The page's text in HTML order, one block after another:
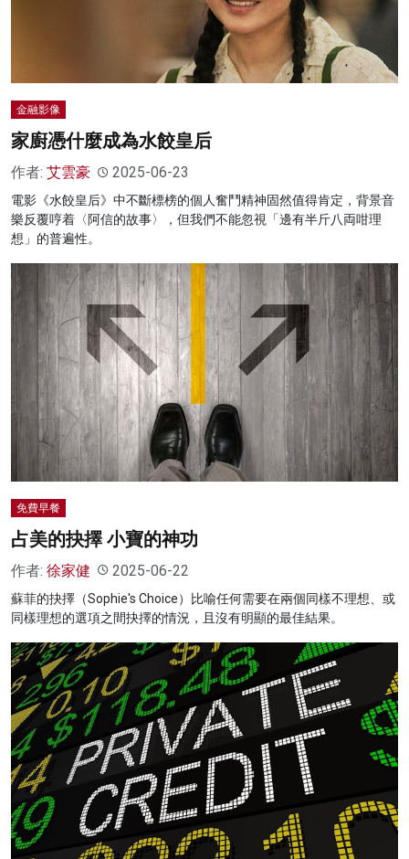
金融影像
家廚憑什麼成為水餃皇后
作者: 艾雲豪 2025-06-23
電影《水餃皇后》中不斷標榜的個人奮鬥精神固然值得肯定，背景音
樂反覆哼着〈阿信的故事〉，但我們不能忽視「邊有半斤八両咁理
想」的普遍性。
免費早餐
占美的抉擇 小寶的神功
作者: 徐家健 2025-06-22
蘇菲的抉擇（Sophie's Choice）比喻任何需要在兩個同樣不理想、或
同樣理想的選項之間抉擇的情況，且沒有明顯的最佳結果。